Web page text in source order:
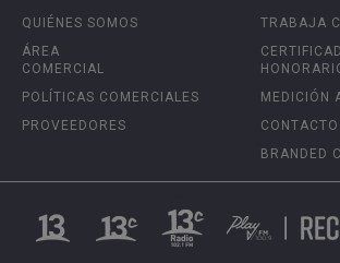
QUIÉNES SOMOS
ÁREA
COMERCIAL
POLÍTICAS COMERCIALES
PROVEEDORES
TRABAJA
MEDICIÓN
CONTACTO
BRANDED